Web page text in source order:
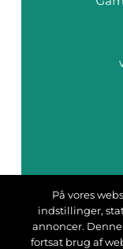
På vores
indstillinger,
annoncer.
fortsat brug af